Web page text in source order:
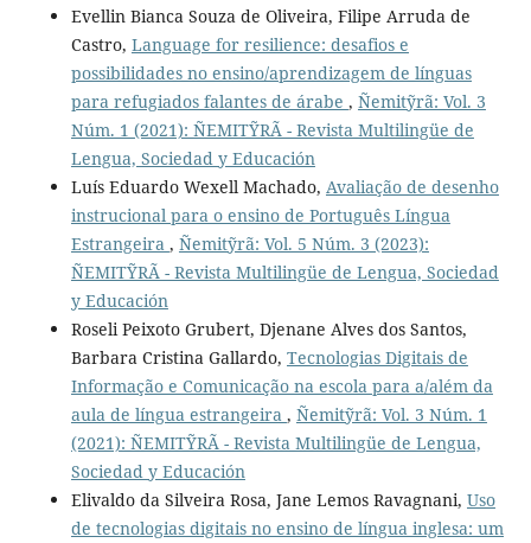
Evellin Bianca Souza de Oliveira, Filipe Arruda de
Castro, Language for resilience: desafios e
possibilidades no ensino/aprendizagem de línguas
para refugiados falantes de árabe , Ñemitỹrã: Vol. 3
Núm. 1 (2021): ÑEMITỸRÃ - Revista Multilingüe de
Lengua, Sociedad y Educación
Luís Eduardo Wexell Machado, Avaliação de desenho
instrucional para o ensino de Português Língua
Estrangeira , Ñemitỹrã: Vol. 5 Núm. 3 (2023):
ÑEMITỸRÃ - Revista Multilingüe de Lengua, Sociedad
y Educación
Roseli Peixoto Grubert, Djenane Alves dos Santos,
Barbara Cristina Gallardo, Tecnologias Digitais de
Informação e Comunicação na escola para a/além da
aula de língua estrangeira , Ñemitỹrã: Vol. 3 Núm. 1
(2021): ÑEMITỸRÃ - Revista Multilingüe de Lengua,
Sociedad y Educación
Elivaldo da Silveira Rosa, Jane Lemos Ravagnani, Uso
de tecnologias digitais no ensino de língua inglesa: um